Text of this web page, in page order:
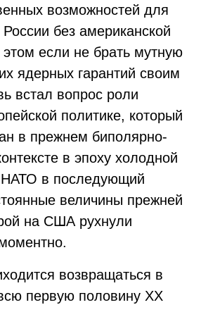
возможностей для
без американской
если не брать мутную
ядерных гарантий своим
встал вопрос роли
политике, который
в прежнем биполярно-
в эпоху холодной
в последующий
величины прежней
на США рухнули
возвращаться в
первую половину XX